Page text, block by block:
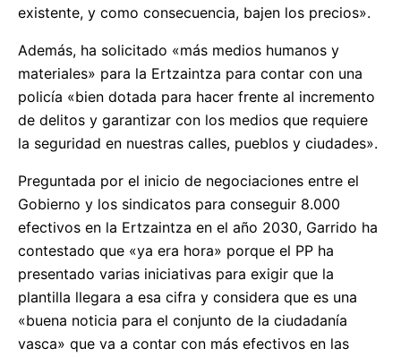
existente, y como consecuencia, bajen los precios».
Además, ha solicitado «más medios humanos y
materiales» para la Ertzaintza para contar con una
policía «bien dotada para hacer frente al incremento
de delitos y garantizar con los medios que requiere
la seguridad en nuestras calles, pueblos y ciudades».
Preguntada por el inicio de negociaciones entre el
Gobierno y los sindicatos para conseguir 8.000
efectivos en la Ertzaintza en el año 2030, Garrido ha
contestado que «ya era hora» porque el PP ha
presentado varias iniciativas para exigir que la
plantilla llegara a esa cifra y considera que es una
«buena noticia para el conjunto de la ciudadanía
vasca» que va a contar con más efectivos en las